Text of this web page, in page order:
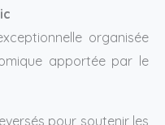
organisée
apportée par le
pour soutenir les